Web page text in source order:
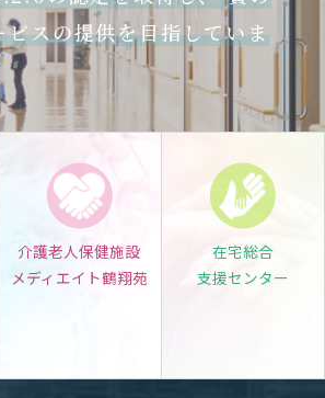
ビスの提供を目指していま
介護老人保健施設
メディエイト鶴翔苑
在宅総合
支援センター